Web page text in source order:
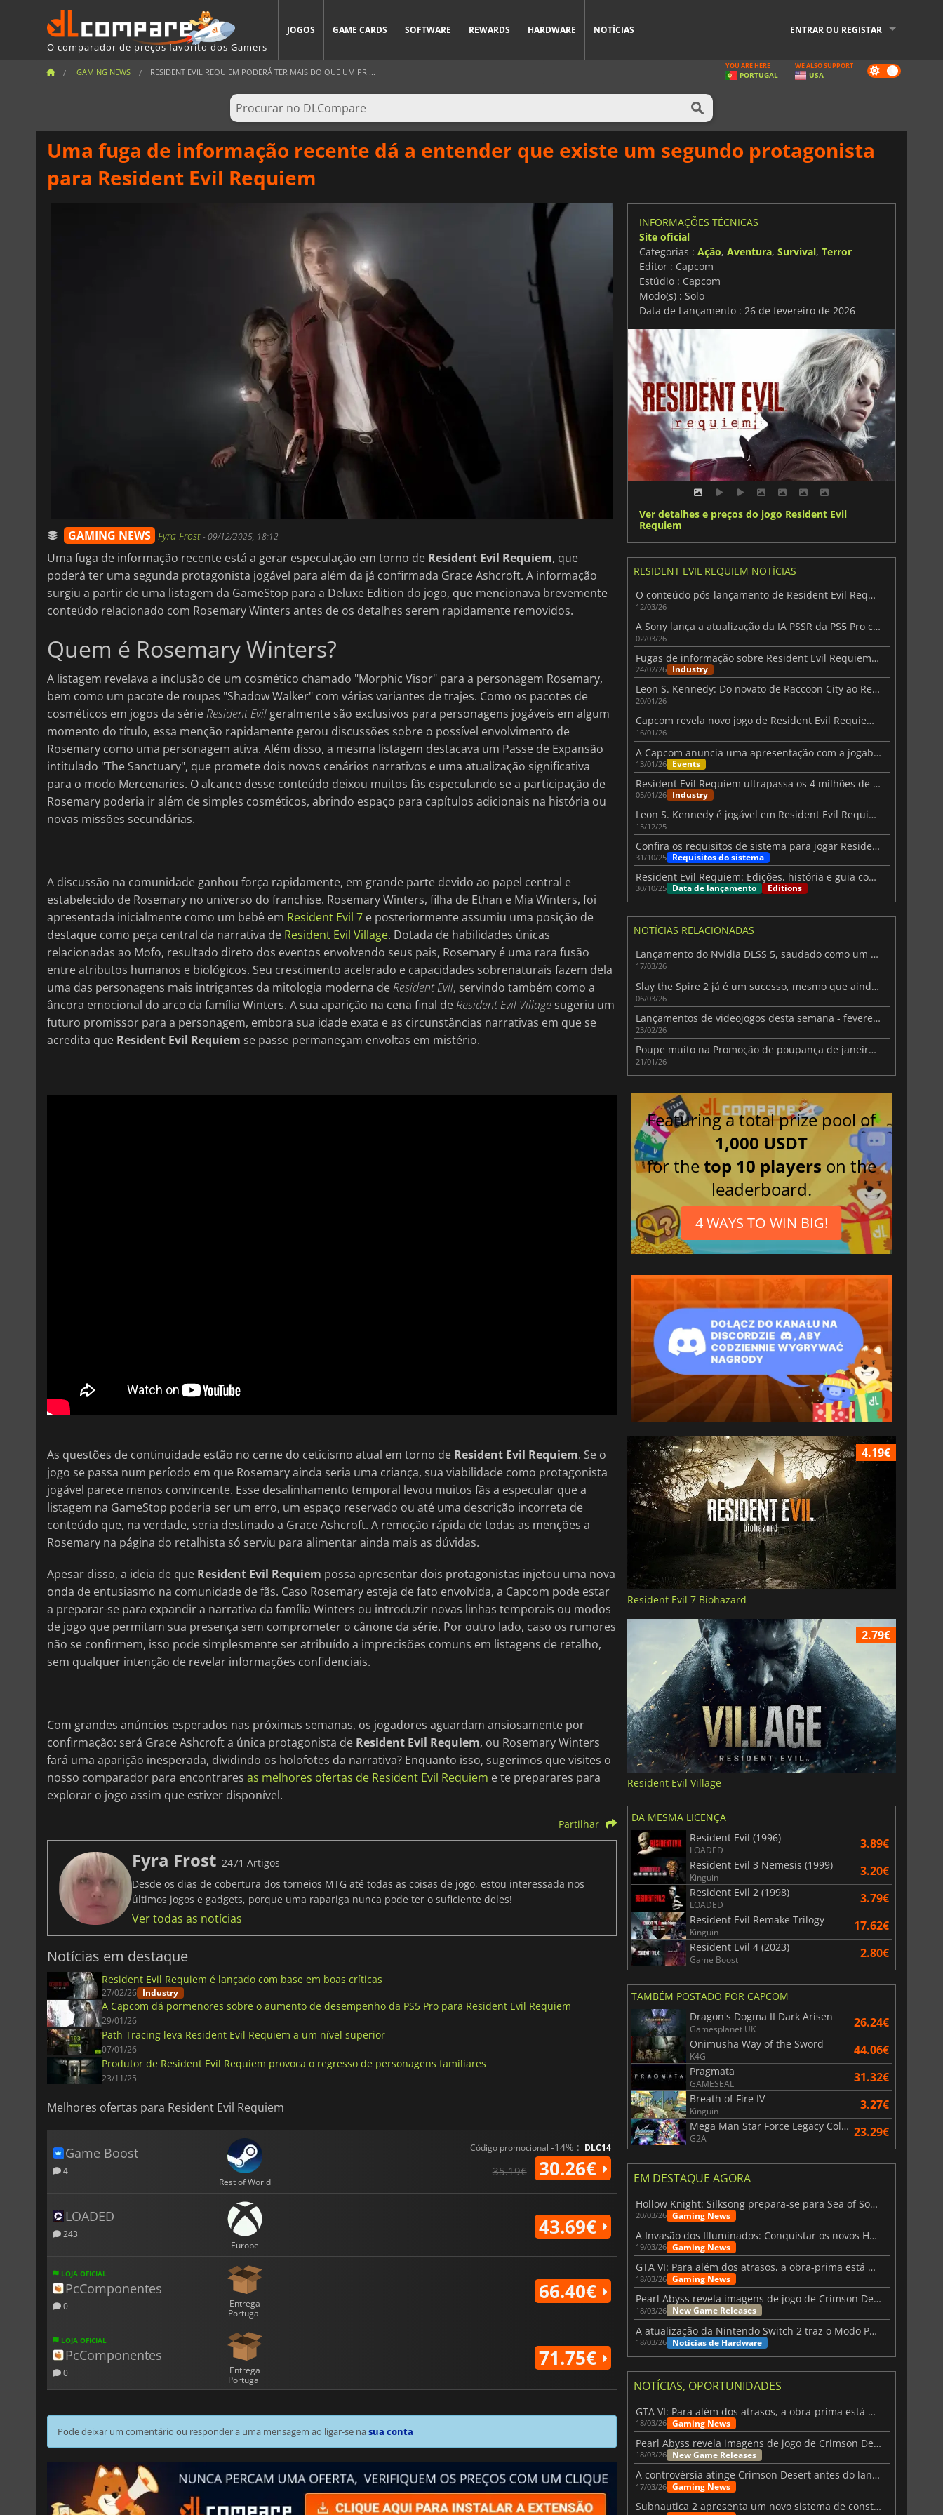
O comparador de preços favorito dos Gamers
JOGOS GAME CARDS SOFTWARE REWARDS HARDWARE NOTÍCIAS ENTRAR OU REGISTAR
GAMING NEWS RESIDENT EVIL REQUIEM PODERÁ TER MAIS DO QUE UM PR ... Dark
mode
YOU ARE HERE
PORTUGAL
WE ALSO SUPPORT
USA
Uma fuga de informação recente dá a entender que existe um segundo protagonista
para Resident Evil Requiem
GAMING NEWS Fyra Frost-09/12/2025, 18:12
Uma fuga de informação recente está a gerar especulação em torno de Resident Evil Requiem, que
poderá ter uma segunda protagonista jogável para além da já confirmada Grace Ashcroft. A informação
surgiu a partir de uma listagem da GameStop para a Deluxe Edition do jogo, que mencionava brevemente
conteúdo relacionado com Rosemary Winters antes de os detalhes serem rapidamente removidos.
Quem é Rosemary Winters?
A listagem revelava a inclusão de um cosmético chamado "Morphic Visor" para a personagem Rosemary,
bem como um pacote de roupas "Shadow Walker" com várias variantes de trajes. Como os pacotes de
cosméticos em jogos da sérieResident Evil geralmente são exclusivos para personagens jogáveis em algum
momento do título, essa menção rapidamente gerou discussões sobre o possível envolvimento de
Rosemary como uma personagem ativa. Além disso, a mesma listagem destacava um Passe de Expansão
intitulado "The Sanctuary", que promete dois novos cenários narrativos e uma atualização significativa
para o modo Mercenaries. O alcance desse conteúdo deixou muitos fãs especulando se a participação de
Rosemary poderia ir além de simples cosméticos, abrindo espaço para capítulos adicionais na história ou
novas missões secundárias.
A discussão na comunidade ganhou força rapidamente, em grande parte devido ao papel central e
estabelecido de Rosemary no universo do franchise. Rosemary Winters, filha de Ethan e Mia Winters, foi
apresentada inicialmente como um bebê em Resident Evil 7 e posteriormente assumiu uma posição de
destaque como peça central da narrativa de Resident Evil Village. Dotada de habilidades únicas
relacionadas ao Mofo, resultado direto dos eventos envolvendo seus pais, Rosemary é uma rara fusão
entre atributos humanos e biológicos. Seu crescimento acelerado e capacidades sobrenaturais fazem dela
uma das personagens mais intrigantes da mitologia moderna deResident Evil, servindo também como a
âncora emocional do arco da família Winters. A sua aparição na cena final deResident Evil Village sugeriu um
futuro promissor para a personagem, embora sua idade exata e as circunstâncias narrativas em que se
acredita que Resident Evil Requiem se passe permaneçam envoltas em mistério.
As questões de continuidade estão no cerne do ceticismo atual em torno de Resident Evil Requiem. Se o
jogo se passa num período em que Rosemary ainda seria uma criança, sua viabilidade como protagonista
jogável parece menos convincente. Esse desalinhamento temporal levou muitos fãs a especular que a
listagem na GameStop poderia ser um erro, um espaço reservado ou até uma descrição incorreta de
conteúdo que, na verdade, seria destinado a Grace Ashcroft. A remoção rápida de todas as menções a
Rosemary na página do retalhista só serviu para alimentar ainda mais as dúvidas.
Apesar disso, a ideia de que Resident Evil Requiem possa apresentar dois protagonistas injetou uma nova
onda de entusiasmo na comunidade de fãs. Caso Rosemary esteja de fato envolvida, a Capcom pode estar
a preparar-se para expandir a narrativa da família Winters ou introduzir novas linhas temporais ou modos
de jogo que permitam sua presença sem comprometer o cânone da série. Por outro lado, caso os rumores
não se confirmem, isso pode simplesmente ser atribuído a imprecisões comuns em listagens de retalho,
sem qualquer intenção de revelar informações confidenciais.
Com grandes anúncios esperados nas próximas semanas, os jogadores aguardam ansiosamente por
confirmação: será Grace Ashcroft a única protagonista de Resident Evil Requiem, ou Rosemary Winters
fará uma aparição inesperada, dividindo os holofotes da narrativa? Enquanto isso, sugerimos que visites o
nosso comparador para encontrares as melhores ofertas de Resident Evil Requiem e te preparares para
explorar o jogo assim que estiver disponível.
Partilhar
Fyra Frost 2471 Artigos
Desde os dias de cobertura dos torneios MTG até todas as coisas de jogo, estou interessada nos
últimos jogos e gadgets, porque uma rapariga nunca pode ter o suficiente deles!
Ver todas as notícias
Notícias em destaque
Resident Evil Requiem é lançado com base em boas críticas
27/02/26 Industry
A Capcom dá pormenores sobre o aumento de desempenho da PS5 Pro para Resident Evil Requiem
29/01/26
Path Tracing leva Resident Evil Requiem a um nível superior
07/01/26
Produtor de Resident Evil Requiem provoca o regresso de personagens familiares
23/11/25
Melhores ofertas para Resident Evil Requiem
Game Boost
4
Rest of World
Código promocional -14% : DLC14
35.19€ 30.26€
LOADED
243
Europe
43.69€
LOJA OFICIAL
PcComponentes
0
Entrega
Portugal
66.40€
LOJA OFICIAL
PcComponentes
0
Entrega
Portugal
71.75€
Pode deixar um comentário ou responder a uma mensagem ao ligar-se nasua conta
INFORMAÇÕES TÉCNICAS
Site oficial
Categorias : Ação, Aventura, Survival, Terror
Editor : Capcom
Estúdio : Capcom
Modo(s) : Solo
Data de Lançamento : 26 de fevereiro de 2026
Ver detalhes e preços do jogo Resident Evil
Requiem
RESIDENT EVIL REQUIEM NOTÍCIAS
O conteúdo pós-lançamento de Resident Evil Requiem já está a caminho
12/03/26
A Sony lança a atualização da IA PSSR da PS5 Pro com suporte para Resident Evil Requiem
02/03/26
Fugas de informação sobre Resident Evil Requiem provocam uma forte reação de Kamiya
24/02/26 Industry
Leon S. Kennedy: Do novato de Raccoon City ao Requiem Final
20/01/26
Capcom revela novo jogo de Resident Evil Requiem na apresentação de janeiro
16/01/26
A Capcom anuncia uma apresentação com a jogabilidade de Resident Evil Requiem
13/01/26 Events
Resident Evil Requiem ultrapassa os 4 milhões de listas de desejos no Steam
05/01/26 Industry
Leon S. Kennedy é jogável em Resident Evil Requiem
15/12/25
Confira os requisitos de sistema para jogar Residen Evil Requiem no PC
31/10/25 Requisitos do sistema
Resident Evil Requiem: Edições, história e guia completo de lançamento
30/10/25 Data de lançamento Editions
NOTÍCIAS RELACIONADAS
Lançamento do Nvidia DLSS 5, saudado como um "momento GPT" para o futuro dos gráficos
17/03/26
Slay the Spire 2 já é um sucesso, mesmo que ainda esteja em Acesso Antecipado
06/03/26
Lançamentos de videojogos desta semana - fevereiro de 2026 (Semana 9)
23/02/26
Poupe muito na Promoção de poupança de janeiro 2026 da Fanatical com ofertas até 96% de desconto
21/01/26
Featuring a total prize pool of
1,000 USDT
for thetop 10 players on the
leaderboard.
4 WAYS TO WIN BIG!
4.19€
Resident Evil 7 Biohazard
2.79€
Resident Evil Village
DA MESMA LICENÇA
Resident Evil (1996)
LOADED 3.89€
Resident Evil 3 Nemesis (1999)
Kinguin 3.20€
Resident Evil 2 (1998)
LOADED 3.79€
Resident Evil Remake Trilogy
Kinguin 17.62€
Resident Evil 4 (2023)
Game Boost 2.80€
TAMBÉM POSTADO POR CAPCOM
Dragon's Dogma II Dark Arisen
Gamesplanet UK 26.24€
Onimusha Way of the Sword
K4G 44.06€
Pragmata
GAMESEAL 31.32€
Breath of Fire IV
Kinguin 3.27€
Mega Man Star Force Legacy Collection
G2A 23.29€
EM DESTAQUE AGORA
Hollow Knight: Silksong prepara-se para Sea of Sorrow com um patch
20/03/26 Gaming News
A Invasão dos Illuminados: Conquistar os novos Helldivers 2 Atualização!
19/03/26 Gaming News
GTA VI: Para além dos atrasos, a obra-prima está quase a chegar
18/03/26 Gaming News
Pearl Abyss revela imagens de jogo de Crimson Desert para a PS5
18/03/26 New Game Releases
A atualização da Nintendo Switch 2 traz o Modo Portátil aos jogos mais antigos da Switch
18/03/26 Notícias de Hardware
NOTÍCIAS, OPORTUNIDADES
GTA VI: Para além dos atrasos, a obra-prima está quase a chegar
18/03/26 Gaming News
Pearl Abyss revela imagens de jogo de Crimson Desert para a PS5
18/03/26 New Game Releases
A controvérsia atinge Crimson Desert antes do lançamento
17/03/26 Gaming News
Subnautica 2 apresenta um novo sistema de construção de bases